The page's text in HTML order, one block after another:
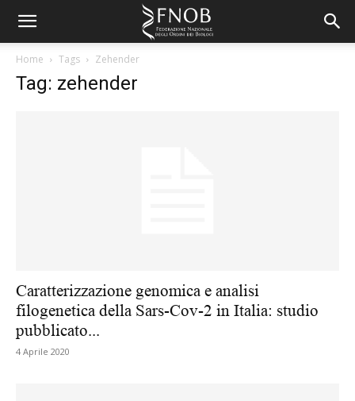
Home Tags Zehender
Tag: zehender
Caratterizzazione genomica e analisi
filogenetica della Sars-Cov-2 in Italia: studio
pubblicato...
4 Aprile 2020